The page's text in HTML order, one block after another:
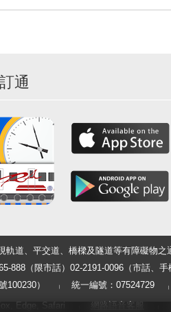
通
道、平交道、橋樑及隧道等有障礙物之
888（限市話）02-2191-0096（市話、手
100230）
統一編號：07524729
Edge, Safari
網路語音客服